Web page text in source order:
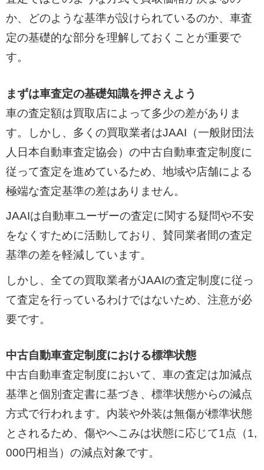
か、どのような基準が設けられているのか、車査
定の基礎的な部分を理解しておくことが重要で
す。
まずは車査定の基礎知識を押さえよう
車の査定額は買取店によって多少の差がありま
す。しかし、多くの買取業者はJAAI（一般財団法
人日本自動車査定協会）の中古自動車査定制度に
従って査定を進めているため、地域や店舗による
極端な査定基準の差はありません。
JAAIは自動車ユーザーの査定に関する疑問や不安
をなくすために活動しており、賛同業者間の査定
基準の差を軽減しています。
しかし、全ての買取業者がJAAIの査定制度に従っ
て査定を行っているわけではないため、注意が必
要です。
中古自動車査定制度における標準状態
中古自動車査定制度において、車の査定は加減点
基準と個別査定書に基づき、標準状態からの減点
方式で行われます。内装や外装は無傷が標準状態
とされるため、傷やへこみは状態に応じて1点（1,
000円相当）の減点対象です。